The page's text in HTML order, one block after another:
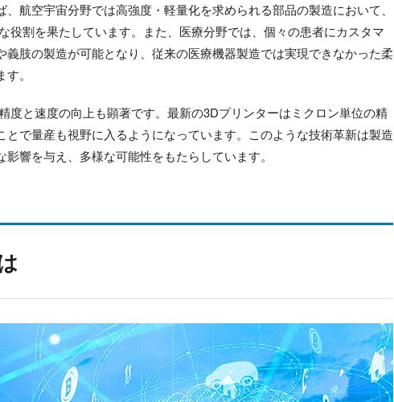
航空宇宙分野では高強度・軽量化を求められる部品の製造において、
役割を果たしています。また、医療分野では、個々の患者にカスタマ
義肢の製造が可能となり、従来の医療機器製造では実現できなかった柔
。
度と速度の向上も顕著です。最新の3Dプリンターはミクロン単位の精
とで量産も視野に入るようになっています。このような技術革新は製造
響を与え、多様な可能性をもたらしています。